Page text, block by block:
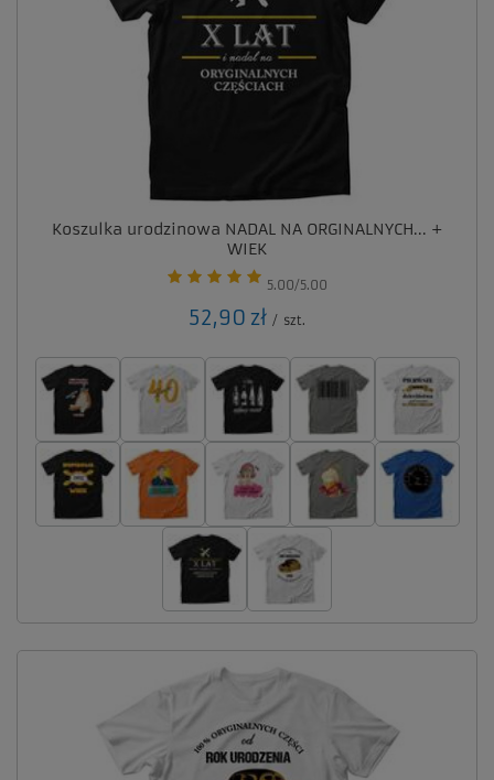
Koszulka urodzinowa NADAL NA ORGINALNYCH... +
WIEK
5.00/5.00
52,90 zł / szt.